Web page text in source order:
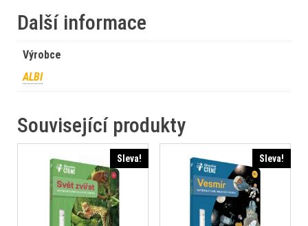
Další informace
Výrobce
ALBI
Související produkty
Sleva! Sleva!